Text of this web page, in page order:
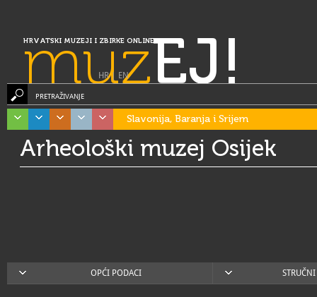
HRVATSKI MUZEJI I ZBIRKE ONLINE
muzEJ!
HR| EN
PRETRAŽIVANJE
Slavonija, Baranja i Srijem
Arheološki muzej Osijek
OPĆI PODACI